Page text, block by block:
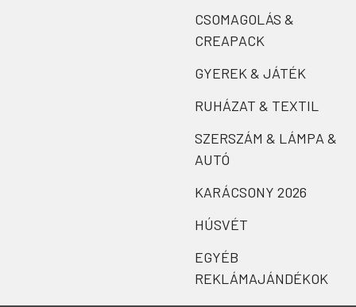
CSOMAGOLÁS &
CREAPACK
GYEREK & JÁTÉK
RUHÁZAT & TEXTIL
SZERSZÁM & LÁMPA &
AUTÓ
KARÁCSONY 2026
HÚSVÉT
EGYÉB
REKLÁMAJÁNDÉKOK